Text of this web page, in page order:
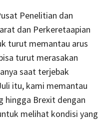
Penelitian dan
dan Perkeretaapian
turut memantau arus
turut merasakan
saat terjebak
itu, kami memantau
hingga Brexit dengan
melihat kondisi yang